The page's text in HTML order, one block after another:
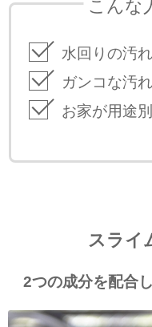
こんな
水回りの汚
ガンコな汚
お家が用途
スライ
2つの成分を配合